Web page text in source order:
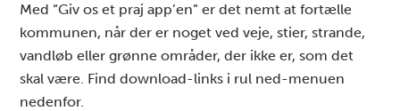
Med “Giv os et praj app’en” er det nemt at fortælle
kommunen, når der er noget ved veje, stier, strande,
vandløb eller grønne områder, der ikke er, som det
skal være. Find download-links i rul ned-menuen
nedenfor.